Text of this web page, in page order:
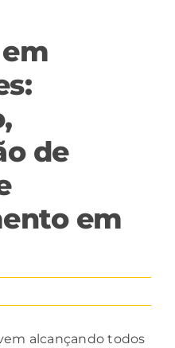
de
em
alcançando todos